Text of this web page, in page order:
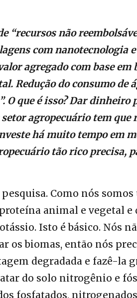
“recursos não
com nanotecnologia
agregado com base
Redução do consumo de
O que é isso? Dar
setor agropecuário tem
há muito tempo em
tão rico precisa,
Como nós
animal e vegetal e
Isto é básico. Nós
os biomas, então nós
degradada e fazê-la
do solo nitrogênio e
fosfatados,